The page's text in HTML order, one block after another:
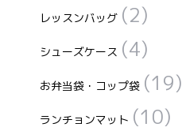
レッスンバッグ (2)
シューズケース (4)
お弁当袋・コップ袋 (19)
ランチョンマット (10)